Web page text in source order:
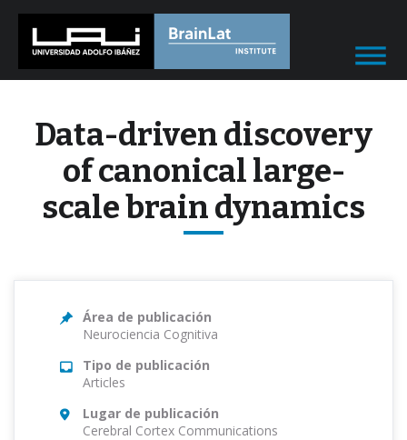
Data-driven discovery
of canonical large-
scale brain dynamics
Área de publicación
Neurociencia Cognitiva
Tipo de publicación
Articles
Lugar de publicación
Cerebral Cortex Communications